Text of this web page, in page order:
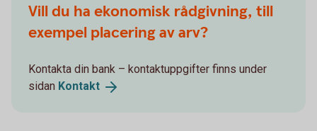
Vill du ha ekonomisk rådgivning, till
exempel placering av arv?
Kontakta din bank – kontaktuppgifter finns under
sidan Kontakt